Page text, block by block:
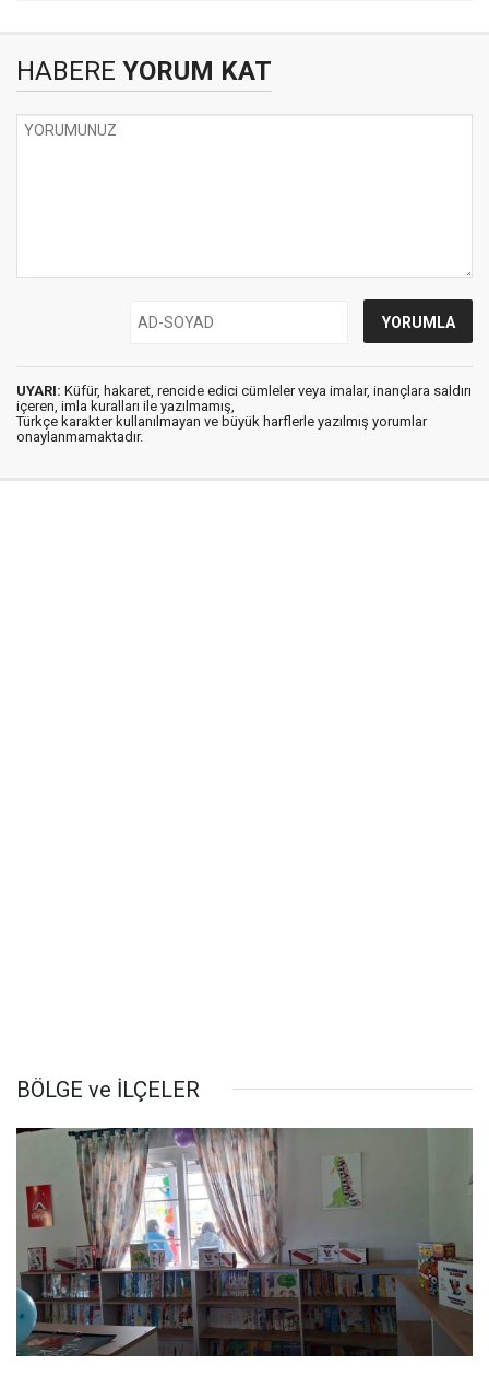
HABERE YORUM KAT
UYARI: Küfür, hakaret, rencide edici cümleler veya imalar, inançlara saldırı
içeren, imla kuralları ile yazılmamış,
Türkçe karakter kullanılmayan ve büyük harflerle yazılmış yorumlar
onaylanmamaktadır.
BÖLGE ve İLÇELER